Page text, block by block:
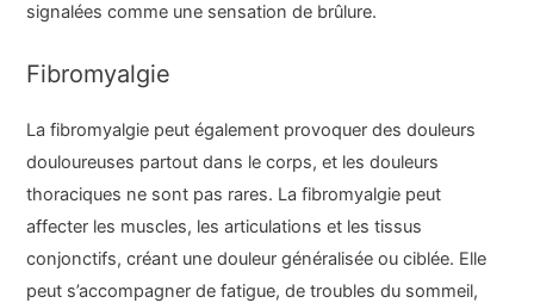
signalées comme une sensation de brûlure.
Fibromyalgie
La fibromyalgie peut également provoquer des douleurs
douloureuses partout dans le corps, et les douleurs
thoraciques ne sont pas rares. La fibromyalgie peut
affecter les muscles, les articulations et les tissus
conjonctifs, créant une douleur généralisée ou ciblée. Elle
peut s’accompagner de fatigue, de troubles du sommeil,